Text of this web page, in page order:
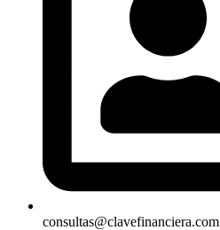
consultas@clavefinanciera.com